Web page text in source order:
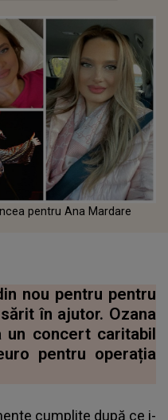
pentru Ana Mardare
nou pentru pentru
în ajutor. Ozana
un concert caritabil
pentru operația
cumplite după ce i-